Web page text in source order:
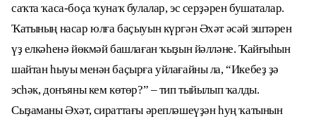
саҡта ҡаса-боҫа ҡунаҡ булалар, эс серҙәрен бушаталар.
Ҡатының насар юлға баҫыуын күргән Әхәт әсәй эштәрен
үҙ елкәһенә йөкмәй башлаған ҡыҙын йәлләне. Ҡайғыһын
шайтан һыуы менән баҫырға уйлағайны ла, “Икебеҙ ҙә
эсһәк, донъяны кем көтөр?” – тип тыйылып ҡалды.
Сыҙаманы Әхәт, сираттағы әрепләшеүҙән һуң ҡатынын